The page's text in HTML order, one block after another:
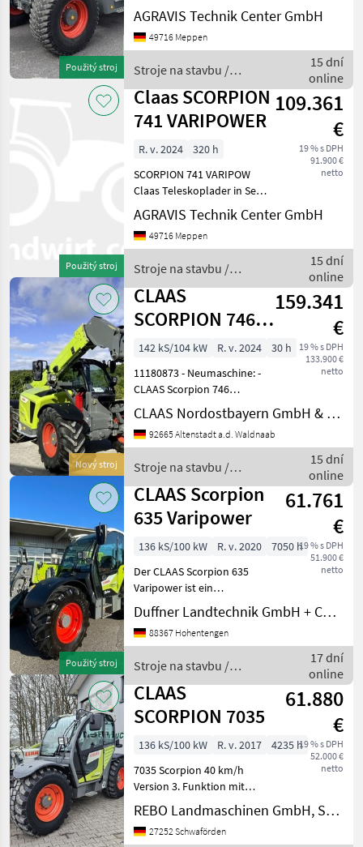
Použitý stroj
Serienausstattung Stroje na
stavbu Teleskopové
nakladače
AGRAVIS Technik Center GmbH
49716 Meppen
Stroje na stavbu /
Claas
15 dní
online
Použitý stroj
Claas SCORPION
741 VARIPOWER
109.361
€
19 % s DPH
91.900 €
netto
R. v. 2024
320 h
SCORPION 741 VARIPOW
Claas Teleskoplader in Serie
LT_B04 CLAAS
Werkzeugträger,
hydraulisch, inkl.
Schwenkwinkel 150° / 152°
LT_B10 Teleskoparmführu
AGRAVIS Technik Center GmbH
49716 Meppen
Stroje na stavbu /
Claas
15 dní
online
Nový stroj
CLAAS
SCORPION 746
VARIPOWER ST5
159.341
€
19 % s DPH
133.900 €
netto
142 kS/104 kW R. v. 2024
30 h
11180873 - Neumaschine: -
CLAAS Scorpion 746
VariPower- Baujahr: 2024
Technikjahr: 2024 -
Betriebsstunden: ca. 5 h -
Aushubhöhe und 4.600kg H
CLAAS Nordostbayern GmbH & Co. KG, Altenstadt
92665 Altenstadt a.d. Waldnaab
Stroje na stavbu /
Claas
15 dní
online
Použitý stroj
CLAAS Scorpion
635 Varipower
61.761
€
19 % s DPH
51.900 €
netto
136 kS/100 kW R. v. 2020
7050 h
Der CLAAS Scorpion 635
Varipower ist ein
leistungsstarker
Teleskoplader aus dem
Jahr 2020, der mit 7050
seine Zuverlässigkeit unter
Beweis ge
Duffner Landtechnik GmbH + Co KG
88367 Hohentengen
Stroje na stavbu /
Claas
17 dní
online
CLAAS
SCORPION 7035
61.880
€
19 % s DPH
52.000 €
netto
136 kS/100 kW R. v. 2017
4235 h
7035 Scorpion 40 km/h
Version 3. Funktion mit
Dauerbetrieb 5 ASW vorne 4
ASW hinten Handgas
autom. Zugmaul 1 ew
REBO Landmaschinen GmbH, Schwaförden
27252 Schwaförden